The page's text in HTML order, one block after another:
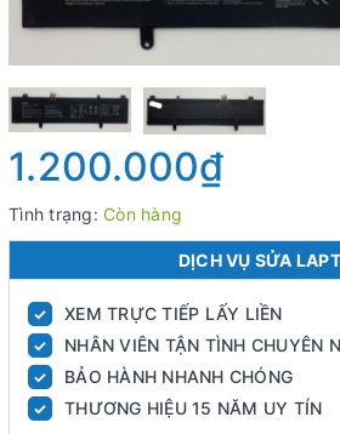
1.200.000₫
Tình trạng: Còn hàng
DỊCH VỤ SỬA
✓ XEM TRỰC TIẾP LẤY LIỀN
✓ NHÂN VIÊN TẬN TÌNH CHUYÊN
✓ BẢO HÀNH NHANH CHÓNG
✓ THƯƠNG HIỆU 15 NĂM UY TÍN